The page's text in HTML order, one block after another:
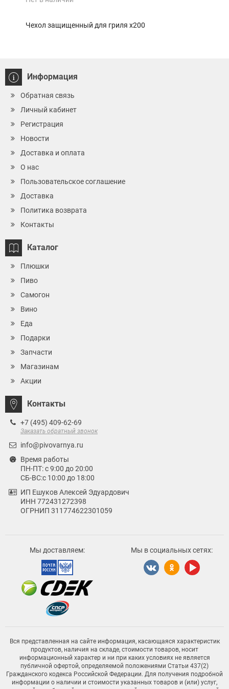
Чехол защищенный для гриля x200
Информация
Обратная связь
Личный кабинет
Регистрация
Новости
Доставка и оплата
О нас
Пользовательское соглашение
Доставка
Политика возврата
Контакты
Каталог
Плюшки
Пиво
Самогон
Вино
Еда
Подарки
Запчасти
Магазинам
Акции
Контакты
+7 (495) 409-62-69
Заказать обратный звонок
info@pivovarnya.ru
Время работы
ПН-ПТ: с 9:00 до 20:00
СБ-ВС:с 10:00 до 18:00
ИП Ешуков Алексей Эдуардович
ИНН 772431272398
ОГРНИП 311774622301059
Мы доставляем: Мы в социальных сетях:
Вся представленная на сайте информация, касающаяся характеристик
продуктов, наличия на складе, стоимости товаров, носит
информационный характер и ни при каких условиях не является
публичной офертой, определяемой положениями Статьи 437(2)
Гражданского кодекса Российской Федерации. Для получения подробной
информации о наличии и стоимости указанных товаров и (или) услуг,